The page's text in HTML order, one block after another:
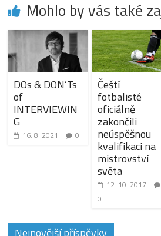
Mohlo by vás také
DOs & DON’Ts
of
INTERVIEWIN
G
16. 8. 2021 0
Čeští
fotbalisté
oficiálně
zakončili
neúspěšnou
kvalifikaci na
mistrovství
světa
12. 10. 2017
0